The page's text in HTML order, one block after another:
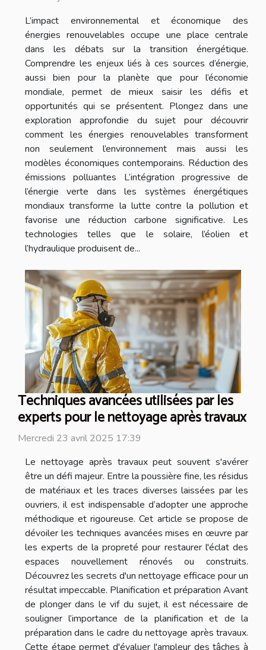
L’impact environnemental et économique des
énergies renouvelables occupe une place centrale
dans les débats sur la transition énergétique.
Comprendre les enjeux liés à ces sources d’énergie,
aussi bien pour la planète que pour l’économie
mondiale, permet de mieux saisir les défis et
opportunités qui se présentent. Plongez dans une
exploration approfondie du sujet pour découvrir
comment les énergies renouvelables transforment
non seulement l’environnement mais aussi les
modèles économiques contemporains. Réduction des
émissions polluantes L’intégration progressive de
l’énergie verte dans les systèmes énergétiques
mondiaux transforme la lutte contre la pollution et
favorise une réduction carbone significative. Les
technologies telles que le solaire, l’éolien et
l’hydraulique produisent de...
Techniques avancées utilisées par les
experts pour le nettoyage après travaux
Mercredi 23 avril 2025 17:39
Le nettoyage après travaux peut souvent s'avérer
être un défi majeur. Entre la poussière fine, les résidus
de matériaux et les traces diverses laissées par les
ouvriers, il est indispensable d’adopter une approche
méthodique et rigoureuse. Cet article se propose de
dévoiler les techniques avancées mises en œuvre par
les experts de la propreté pour restaurer l'éclat des
espaces nouvellement rénovés ou construits.
Découvrez les secrets d'un nettoyage efficace pour un
résultat impeccable. Planification et préparation Avant
de plonger dans le vif du sujet, il est nécessaire de
souligner l’importance de la planification et de la
préparation dans le cadre du nettoyage après travaux.
Cette étape permet d'évaluer l'ampleur des tâches à